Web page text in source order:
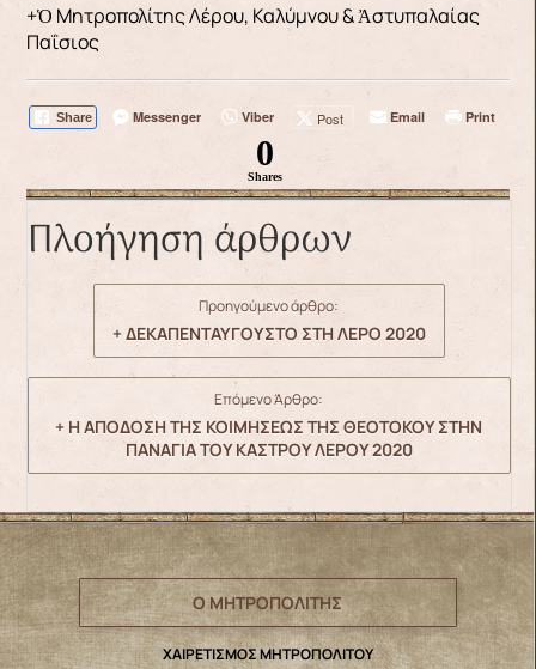
+Ὁ Μητροπολίτης Λέρου, Καλύμνου & Ἀστυπαλαίας
Παΐσιος
Share Messenger Viber Post Email Print
0
Shares
Πλοήγηση άρθρων
Προηγούμενο άρθρο:
+ ΔΕΚΑΠΕΝΤΑΥΓΟΥΣΤΟ ΣΤΗ ΛΕΡΟ 2020
Επόμενο Άρθρο:
+ Η ΑΠΟΔΟΣΗ ΤΗΣ ΚΟΙΜΗΣΕΩΣ ΤΗΣ ΘΕΟΤΟΚΟΥ ΣΤΗΝ
ΠΑΝΑΓΙΑ ΤΟΥ ΚΑΣΤΡΟΥ ΛΕΡΟΥ 2020
Ο ΜΗΤΡΟΠΟΛΙΤΗΣ
ΧΑΙΡΕΤΙΣΜΟΣ ΜΗΤΡΟΠΟΛΙΤΟΥ